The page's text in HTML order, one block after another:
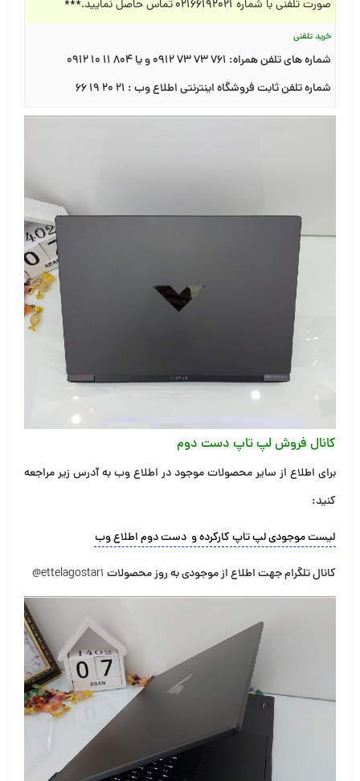
صورت تلفنی با شماره ۰۲۱۶۶۱۹۲۰۲۱تماس حاصل نمایید.***
خرید تلفنی
شماره های تلفن همراه: ۷۶۱ ۷۳ ۷۳ ۰۹۱۲ و یا۸۰۴ ۱۱ ۱۰ ۰۹۱۲
شماره تلفن ثابت فروشگاه اینترنتی اطلاع وب : ۲۱ ۲۰ ۱۹ ۶۶
کانال فروش لپ تاپ دست دوم
برای اطلاع از سایر محصولات موجود در اطلاع وب به آدرس زیر مراجعه
کنید:
لیست موجودی لپ تاپ کارکرده و دست دوم اطلاع وب
کانال تلگرام جهت اطلاع از موجودی به روز محصولات @ettelagostar1